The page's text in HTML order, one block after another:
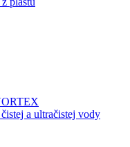
a ultračistej vody